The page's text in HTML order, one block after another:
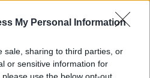
My Personal Information
sale, sharing to third parties, or
or sensitive information for
use the below opt-out